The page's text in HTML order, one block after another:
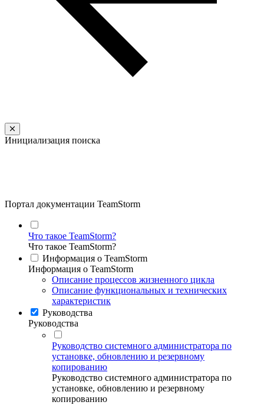
Инициализация поиска
Портал документации TeamStorm
Что такое TeamStorm?
Что такое TeamStorm?
Информация о TeamStorm
Информация о TeamStorm
Описание процессов жизненного цикла
Описание функциональных и технических
характеристик
Руководства
Руководства
Руководство системного администратора по
установке, обновлению и резервному
копированию
Руководство системного администратора по
установке, обновлению и резервному
копированию